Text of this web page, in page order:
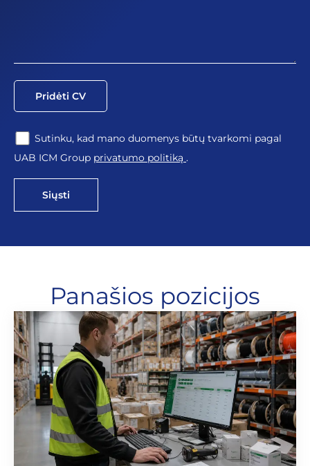
Pridėti CV
Sutinku, kad mano duomenys būtų tvarkomi pagal
UAB ICM Group privatumo politiką .
Siųsti
Panašios pozicijos